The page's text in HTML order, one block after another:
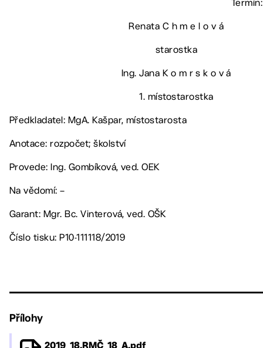
Renata C h m e l o v á
starostka
Ing. Jana K o m r s k o v á
1. místostarostka
Předkladatel: MgA. Kašpar, místostarosta
Anotace: rozpočet; školství
Provede: Ing. Gombíková, ved. OEK
Na vědomí: –
Garant: Mgr. Bc. Vinterová, ved. OŠK
Číslo tisku: P10-111118/2019
Přílohy
2019_18.RMČ_18_A.pdf